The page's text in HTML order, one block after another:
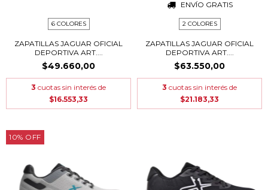
6 COLORES
ZAPATILLAS JAGUAR OFICIAL
DEPORTIVA ART....
$49.660,00
3 cuotas sin interés de
$16.553,33
ENVÍO GRATIS
2 COLORES
ZAPATILLAS JAGUAR OFICIAL
DEPORTIVA ART....
$63.550,00
3 cuotas sin interés de
$21.183,33
10% OFF